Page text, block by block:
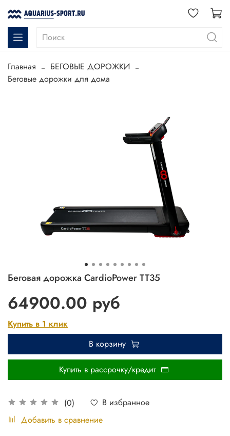
Главная
БЕГОВЫЕ ДОРОЖКИ
Беговые дорожки для дома
Беговая дорожка CardioPower TT35
(0)
В избранное
Добавить в сравнение
64900.00 руб
Купить в 1 клик
В корзину
Купить в рассрочку/кредит